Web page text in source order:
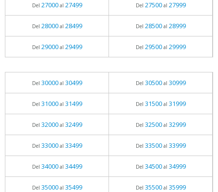
Del 27000al 27499 Del 27500al 27999
Del 28000al 28499 Del 28500al 28999
Del 29000al 29499 Del 29500al 29999
Del 30000al 30499 Del 30500al 30999
Del 31000al 31499 Del 31500al 31999
Del 32000al 32499 Del 32500al 32999
Del 33000al 33499 Del 33500al 33999
Del 34000al 34499 Del 34500al 34999
Del 35000al 35499 Del 35500al 35999